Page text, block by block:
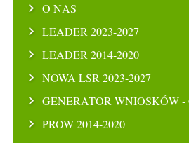
O NAS
LEADER 2023-2027
LEADER 2014-2020
NOWA LSR 2023-2027
GENERATOR WNIOSKÓW
PROW 2014-2020